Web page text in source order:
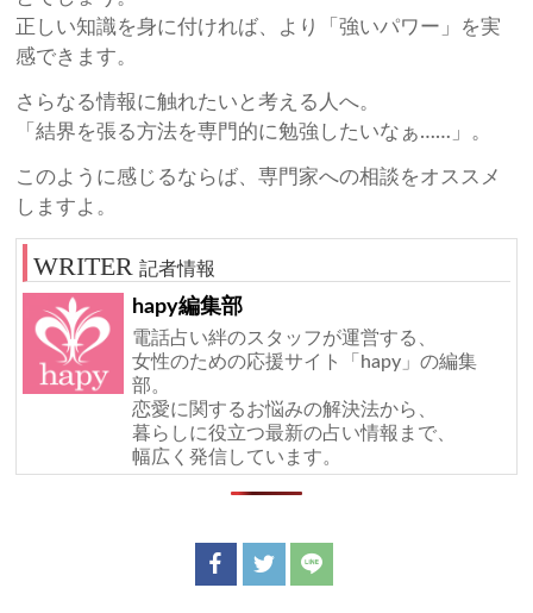
正しい知識を身に付ければ、より「強いパワー」を実
感できます。
さらなる情報に触れたいと考える人へ。
「結界を張る方法を専門的に勉強したいなぁ……」。
このように感じるならば、専門家への相談をオススメ
しますよ。
記者情報
hapy編集部
電話占い絆のスタッフが運営する、
女性のための応援サイト「hapy」の編集
部。
恋愛に関するお悩みの解決法から、
暮らしに役立つ最新の占い情報まで、
幅広く発信しています。